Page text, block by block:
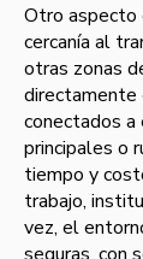
Otro aspecto
cercanía al
otras zonas
directamente
conectados
principales o
tiempo y
trabajo,
vez, el